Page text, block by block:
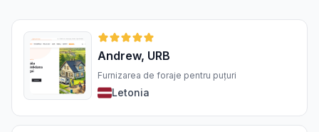
Andrew, URB
Furnizarea de foraje pentru puțuri
Letonia